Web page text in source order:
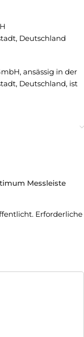
Deutschland
ansässig in der
Deutschland, ist
Messleiste
Erforderliche